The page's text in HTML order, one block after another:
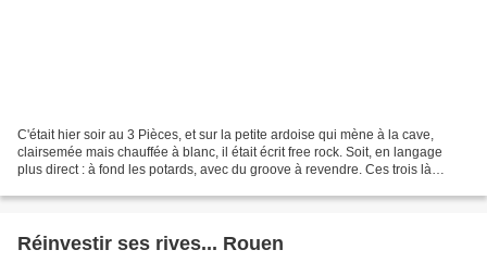
C'était hier soir au 3 Pièces, et sur la petite ardoise qui mène à la cave,
clairsemée mais chauffée à blanc, il était écrit free rock. Soit, en langage
plus direct : à fond les potards, avec du groove à revendre. Ces trois là
Réinvestir ses rives... Rouen